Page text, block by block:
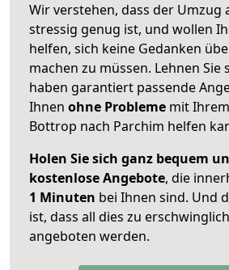
Wir verstehen, dass der Umzug
stressig genug ist, und wollen
helfen, sich keine Gedanken
machen zu müssen. Lehnen Sie
haben garantiert passende
Ihnen ohne Probleme mit
Bottrop nach Parchim helfen
Holen Sie sich ganz bequem
kostenlose Angebote, die
1 Minuten bei Ihnen sind. Und
ist, dass all dies zu
angeboten werden.